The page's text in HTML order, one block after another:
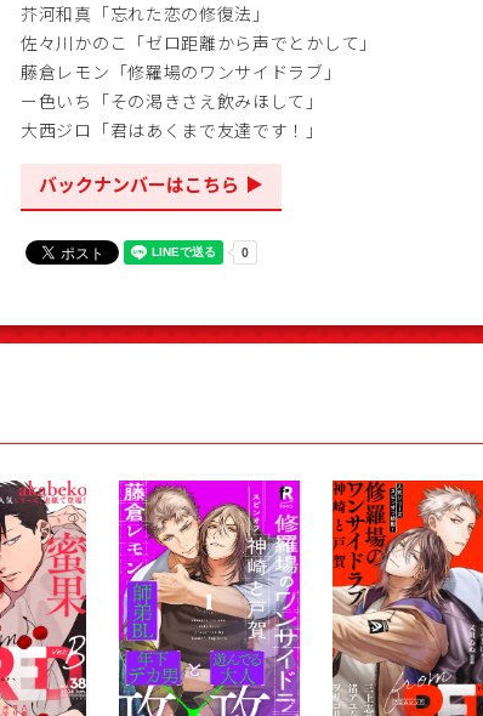
芥河和真「忘れた恋の修復法」
佐々川かのこ「ゼロ距離から声でとかして」
藤倉レモン「修羅場のワンサイドラブ」
ー色いち「その渇きさえ飲みほして」
大西ジロ「君はあくまで友達です！」
バックナンバーはこちら